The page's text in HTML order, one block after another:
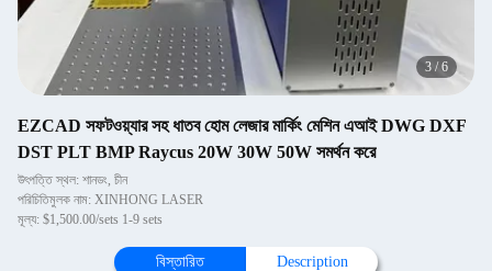
3 /6
EZCAD সফটওয়্যার সহ ধাতব হোম লেজার মার্কিং মেশিন এআই DWG DXF
DST PLT BMP Raycus 20W 30W 50W সমর্থন করে
উৎপত্তি স্থল: শানডং, চীন
পরিচিতিমুলক নাম: XINHONG LASER
মূল্য: $1,500.00/sets 1-9 sets
বিস্তারিত Description